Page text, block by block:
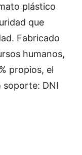
plástico
que
Fabricado
humanos,
propios, el
soporte: DNI